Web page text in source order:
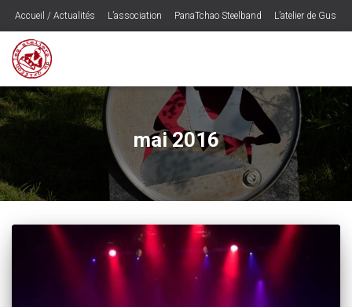
Accueil / Actualités L’association PanaTchao Steelband L’atelier de Gus
Espace Adhérents
mai 2016